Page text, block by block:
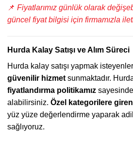
📌 Fiyatlarımız günlük olarak
güncel fiyat bilgisi için firmamızla
Hurda Kalay Satışı ve Alım Süreci
Hurda kalay satışı yapmak
güvenilir hizmet sunmaktadır.
fiyatlandırma politikamız
alabilirsiniz. Özel kategorilere
yüz yüze değerlendirme yaparak
sağlıyoruz.